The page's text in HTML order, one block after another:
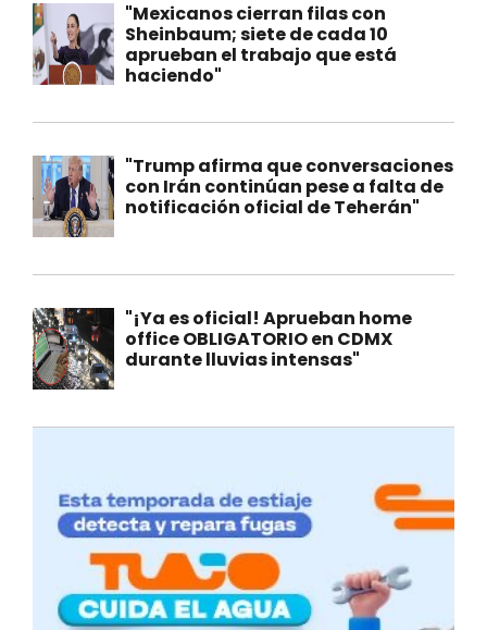
"Mexicanos cierran filas con
Sheinbaum; siete de cada 10
aprueban el trabajo que está
haciendo"
"Trump afirma que conversaciones
con Irán continúan pese a falta de
notificación oficial de Teherán"
"¡Ya es oficial! Aprueban home
office OBLIGATORIO en CDMX
durante lluvias intensas"